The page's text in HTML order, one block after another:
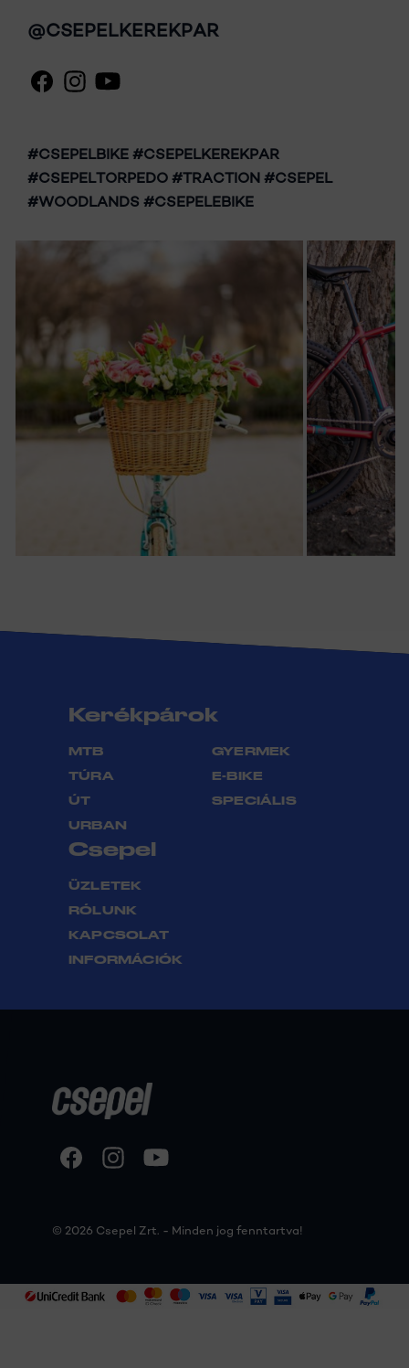
@CSEPELKEREKPAR
#CSEPELBIKE #CSEPELKEREKPAR
#CSEPELTORPEDO #TRACTION #CSEPEL
#WOODLANDS #CSEPELEBIKE
Kerékpárok
MTB
TÚRA
ÚT
URBAN
GYERMEK
E-BIKE
SPECIÁLIS
Csepel
ÜZLETEK
RÓLUNK
KAPCSOLAT
INFORMÁCIÓK
© 2026 Csepel Zrt. - Minden jog fenntartva!